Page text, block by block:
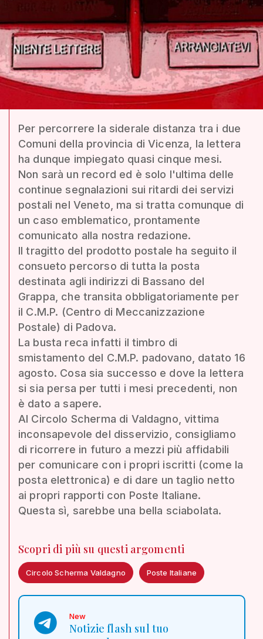
Per percorrere la siderale distanza tra i due
Comuni della provincia di Vicenza, la lettera
ha dunque impiegato quasi cinque mesi.
Non sarà un record ed è solo l'ultima delle
continue segnalazioni sui ritardi dei servizi
postali nel Veneto, ma si tratta comunque di
un caso emblematico, prontamente
comunicato alla nostra redazione.
Il tragitto del prodotto postale ha seguito il
consueto percorso di tutta la posta
destinata agli indirizzi di Bassano del
Grappa, che transita obbligatoriamente per
il C.M.P. (Centro di Meccanizzazione
Postale) di Padova.
La busta reca infatti il timbro di
smistamento del C.M.P. padovano, datato 16
agosto. Cosa sia successo e dove la lettera
si sia persa per tutti i mesi precedenti, non
è dato a sapere.
Al Circolo Scherma di Valdagno, vittima
inconsapevole del disservizio, consigliamo
di ricorrere in futuro a mezzi più affidabili
per comunicare con i propri iscritti (come la
posta elettronica) e di dare un taglio netto
ai propri rapporti con Poste Italiane.
Questa sì, sarebbe una bella sciabolata.
Scopri di più su questi argomenti
Circolo Scherma Valdagno Poste Italiane
New
Notizie flash sul tuo